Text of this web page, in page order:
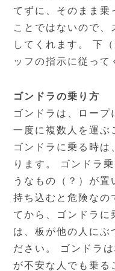
てずに、そのまま乗
ことではないので、
してくれます。 下
ッフの指示に従って
ゴンドラの乗り方
ゴンドラは、ロープ
一度に複数人を運ぶ
ゴンドラに乗る時は
ります。 ゴンドラ
うなもの（？）が置
持ち込むと危険なの
てから、ゴンドラに
は、板が他の人にぶ
ださい。 ゴンドラ
が不安な人でも乗る